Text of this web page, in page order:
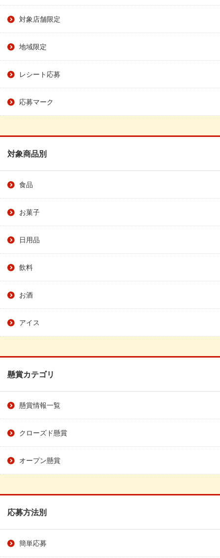
対象店舗限定
地域限定
レシート応募
応募マーク
対象商品別
食品
お菓子
日用品
飲料
お酒
アイス
懸賞カテゴリ
懸賞情報一覧
クローズド懸賞
オープン懸賞
応募方法別
簡単応募